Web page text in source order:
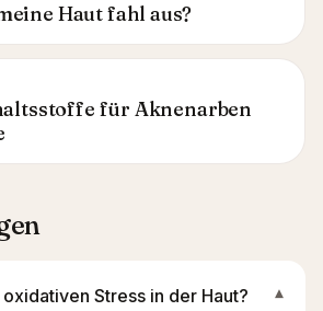
Haut fahl aus?
für Aknenarben
Stress in der Haut? ▾